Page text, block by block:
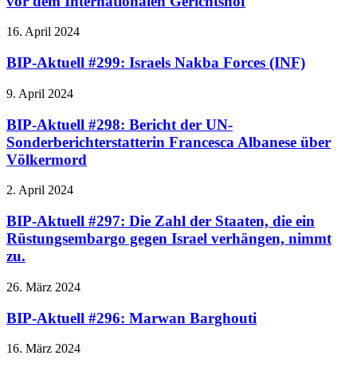
16. April 2024
BIP-Aktuell #299: Israels Nakba Forces (INF)
9. April 2024
BIP-Aktuell #298: Bericht der UN-
Sonderberichterstatterin Francesca Albanese über
Völkermord
2. April 2024
BIP-Aktuell #297: Die Zahl der Staaten, die ein
Rüstungsembargo gegen Israel verhängen, nimmt
zu.
26. März 2024
BIP-Aktuell #296: Marwan Barghouti
16. März 2024